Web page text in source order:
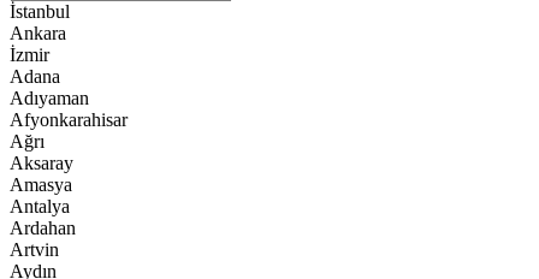
İstanbul
Ankara
İzmir
Adana
Adıyaman
Afyonkarahisar
Ağrı
Aksaray
Amasya
Antalya
Ardahan
Artvin
Aydın